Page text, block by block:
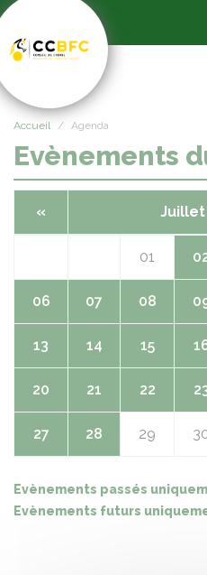
Accueil Agenda
Evènements
« Juillet
01
06 07 08
13 14 15
20 21 22
27 28 29
Evènements passés
Evènements futurs
Panneau de gestion des cookies